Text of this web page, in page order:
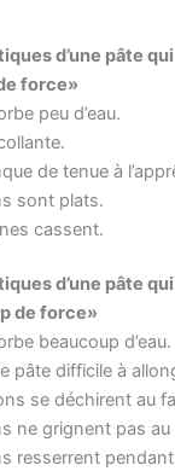
d’une pâte
force»
peu d’eau.
de tenue à
sont plats.
cassent.
d’une pâte
de force»
beau­coup d’eau.
pâte dif­fi­cile à
se déchirent au
ne grignent pas au
res­serrent